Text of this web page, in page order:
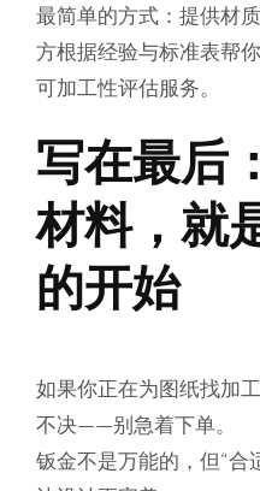
最简单的方式：提供材
方根据经验与标准表帮
可加工性评估服务。
写在最后
材料，就
的开始
如果你正在为图纸找加
不决——别急着下单。
钣金不是万能的，但“合